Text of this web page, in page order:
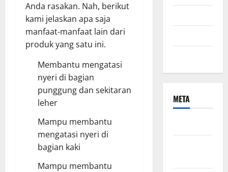
Anda rasakan. Nah, berikut
kami jelaskan apa saja
manfaat-manfaat lain dari
produk yang satu ini.
Membantu mengatasi
nyeri di bagian
punggung dan sekitaran
leher
Mampu membantu
mengatasi nyeri di
bagian kaki
Mampu membantu
META